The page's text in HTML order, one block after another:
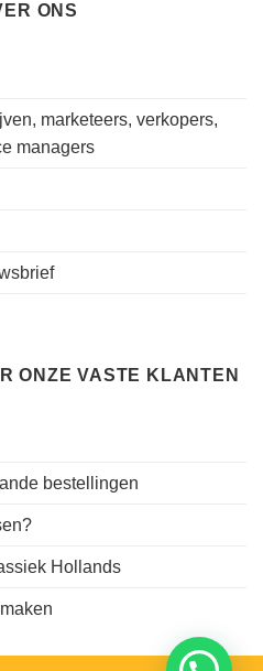
ONS
marketeers, verkopers,
managers
ONZE VASTE KLANTEN
bestellingen
Hollands